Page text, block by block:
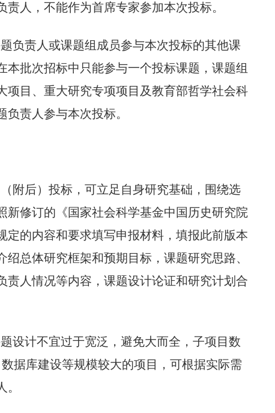
人，不能作为首席专家参加本次投标。
负责人或课题组成员参与本次投标的其他课
批次招标中只能参与一个投标课题，课题组
项目、重大研究专项项目及教育部哲学社会科
责人参与本次投标。
附后）投标，可立足自身研究基础，围绕选
修订的《国家社会科学基金中国历史研究院
定的内容和要求填写申报材料，填报此前版本
总体研究框架和预期目标，课题研究思路、
人情况等内容，课题设计论证和研究计划合
设计不宜过于宽泛，避免大而全，子项目数
据库建设等规模较大的项目，可根据实际需